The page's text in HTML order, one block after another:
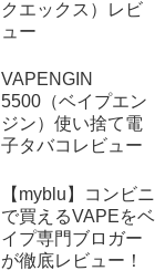
クエックス）レビ
ュー
VAPENGIN
5500（ベイプエン
ジン）使い捨て電
子タバコレビュー
【myblu】コンビニ
で買えるVAPEをベ
イプ専門ブロガー
が徹底レビュー！